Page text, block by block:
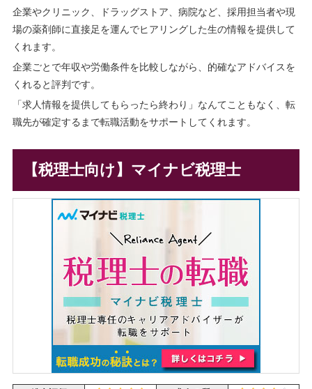
企業やクリニック、ドラッグストア、病院など、採用担当者や現
場の薬剤師に直接足を運んでヒアリングした生の情報を提供して
くれます。
企業ごとで年収や労働条件を比較しながら、的確なアドバイスを
くれると評判です。
「求人情報を提供してもらったら終わり」なんてこともなく、転
職先が確定するまで転職活動をサポートしてくれます。
【税理士向け】マイナビ税理士